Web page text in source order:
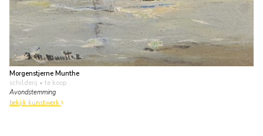
Morgenstjerne Munthe
schilderij • te koop
Avondstemming
bekijk kunstwerk